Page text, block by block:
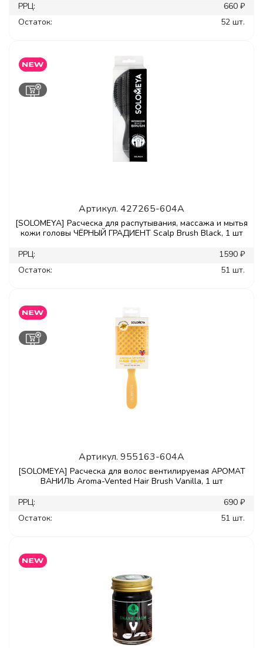
РРЦ:
660 ₽
Остаток:
52 шт.
Артикул. 427265-604A
[SOLOMEYA] Расческа для распутывания, массажа и мытья
кожи головы ЧЁРНЫЙ ГРАДИЕНТ Scalp Brush Black, 1 шт
РРЦ:
1590 ₽
Остаток:
51 шт.
Артикул. 955163-604A
[SOLOMEYA] Расческа для волос вентилируемая АРОМАТ
ВАНИЛЬ Aroma-Vented Hair Brush Vanilla, 1 шт
РРЦ:
690 ₽
Остаток:
51 шт.